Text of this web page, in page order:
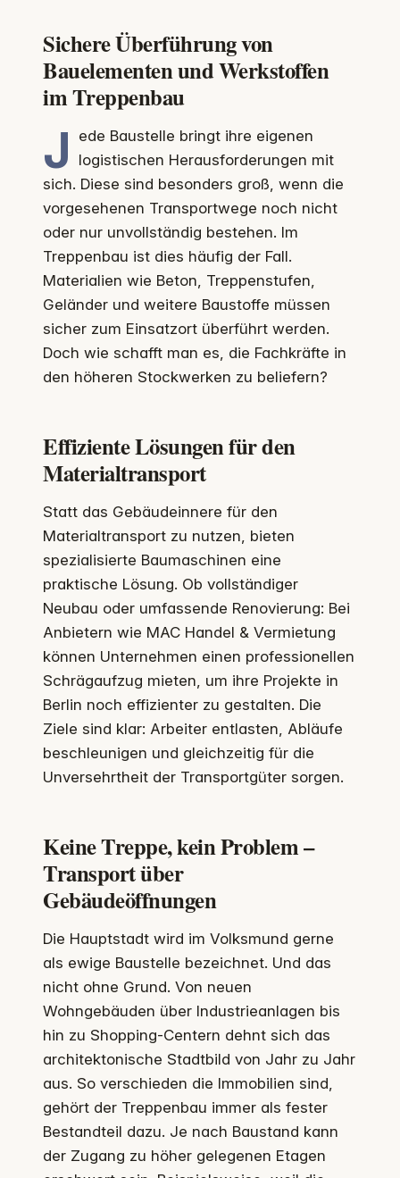
Sichere Überführung von
Bauelementen und Werkstoffen
im Treppenbau
J
ede Baustelle bringt ihre eigenen
logistischen Herausforderungen mit
sich. Diese sind besonders groß, wenn die
vorgesehenen Transportwege noch nicht
oder nur unvollständig bestehen. Im
Treppenbau ist dies häufig der Fall.
Materialien wie Beton, Treppenstufen,
Geländer und weitere Baustoffe müssen
sicher zum Einsatzort überführt werden.
Doch wie schafft man es, die Fachkräfte in
den höheren Stockwerken zu beliefern?
Effiziente Lösungen für den
Materialtransport
Statt das Gebäudeinnere für den
Materialtransport zu nutzen, bieten
spezialisierte Baumaschinen eine
praktische Lösung. Ob vollständiger
Neubau oder umfassende Renovierung: Bei
Anbietern wie MAC Handel & Vermietung
können Unternehmen einen professionellen
Schrägaufzug mieten, um ihre Projekte in
Berlin noch effizienter zu gestalten. Die
Ziele sind klar: Arbeiter entlasten, Abläufe
beschleunigen und gleichzeitig für die
Unversehrtheit der Transportgüter sorgen.
Keine Treppe, kein Problem –
Transport über
Gebäudeöffnungen
Die Hauptstadt wird im Volksmund gerne
als ewige Baustelle bezeichnet. Und das
nicht ohne Grund. Von neuen
Wohngebäuden über Industrieanlagen bis
hin zu Shopping-Centern dehnt sich das
architektonische Stadtbild von Jahr zu Jahr
aus. So verschieden die Immobilien sind,
gehört der Treppenbau immer als fester
Bestandteil dazu. Je nach Baustand kann
der Zugang zu höher gelegenen Etagen